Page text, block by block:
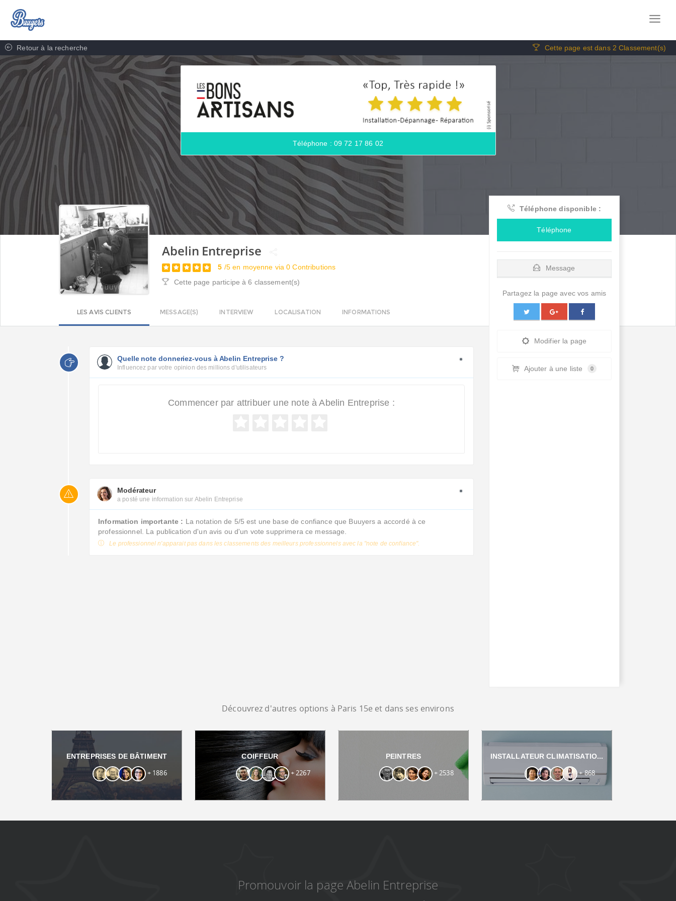
Retour à la recherche Cette page est dans 2 Classement(s)
Téléphone : 09 72 17 86 02
Abelin Entreprise
5 /5 en moyenne via 0 Contributions
Cette page participe à 6 classement(s)
LES AVIS CLIENTS MESSAGE(S) INTERVIEW LOCALISATION INFORMATIONS
Quelle note donneriez-vous à Abelin Entreprise ?
Influencez par votre opinion des millions d'utilisateurs
Commencer par attribuer une note à Abelin Entreprise :
Modérateur
a posté une information sur Abelin Entreprise
Information importante : La notation de 5/5 est une base de confiance que Buuyers a accordé à ce
professionnel. La publication d'un avis ou d'un vote supprimera ce message.
Le professionnel n'apparait pas dans les classements des meilleurs professionnels avec la "note de confiance".
Téléphone disponible :
Téléphone
Message
Partagez la page avec vos amis
Modifier la page
Ajouter à une liste 0
Découvrez d'autres options à Paris 15e et dans ses environs
ENTREPRISES DE BÂTIMENT
+ 1886
COIFFEUR
+ 2267
PEINTRES
+ 2538
INSTALLATEUR CLIMATISATIO...
+ 868
Promouvoir la page Abelin Entreprise